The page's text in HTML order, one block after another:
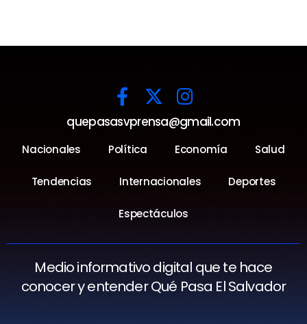
quepasasvprensa@gmail.com
Nacionales Política Economía Salud
Tendencias Internacionales Deportes
Espectáculos
Medio informativo digital que te hace
conocer y entender Qué Pasa El Salvador